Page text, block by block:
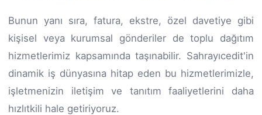
Bunun yanı sıra, fatura, ekstre, özel davetiye gibi
kişisel veya kurumsal gönderiler de toplu dağıtım
hizmetlerimiz kapsamında taşınabilir. Sahrayıcedit'in
dinamik iş dünyasına hitap eden bu hizmetlerimizle,
işletmenizin iletişim ve tanıtım faaliyetlerini daha
hızlıtkili hale getiriyoruz.